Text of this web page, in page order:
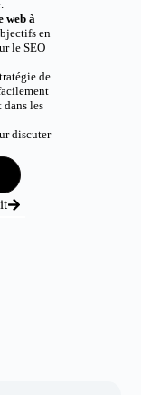
web à
en
le SEO
de
les
discuter